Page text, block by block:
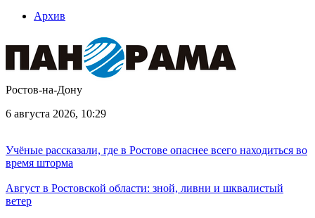
Архив
Ростов-на-Дону
6 августа 2026, 10:29
Учёные рассказали, где в Ростове опаснее всего находиться во
время шторма
Август в Ростовской области: зной, ливни и шквалистый
ветер